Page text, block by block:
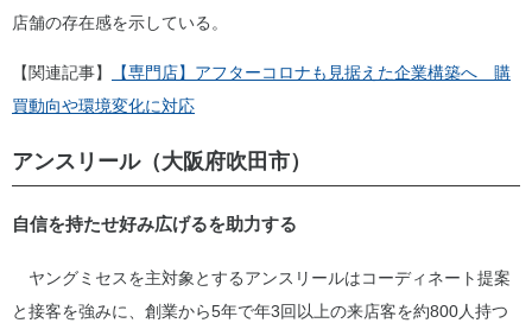
店舗の存在感を示している。
【関連記事】
【専門店】アフターコロナも見据えた企業構築へ 購
買動向や環境変化に対応
アンスリール（大阪府吹田市）
自信を持たせ好み広げるを助力する
ヤングミセスを主対象とするアンスリールはコーディネート提案
と接客を強みに、創業から5年で年3回以上の来店客を約800人持つ